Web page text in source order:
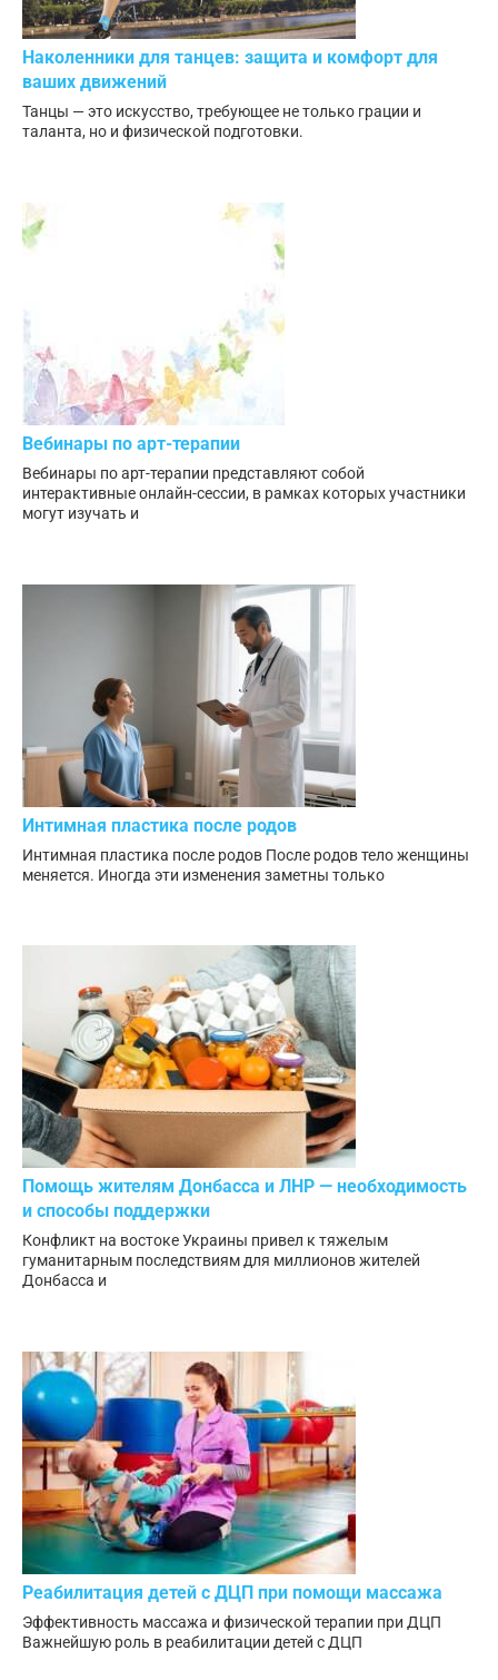
Наколенники для танцев: защита и комфорт для
ваших движений
Танцы — это искусство, требующее не только грации и
таланта, но и физической подготовки.
Вебинары по арт-терапии
Вебинары по арт-терапии представляют собой
интерактивные онлайн-сессии, в рамках которых участники
могут изучать и
Интимная пластика после родов
Интимная пластика после родов После родов тело женщины
меняется. Иногда эти изменения заметны только
Помощь жителям Донбасса и ЛНР — необходимость
и способы поддержки
Конфликт на востоке Украины привел к тяжелым
гуманитарным последствиям для миллионов жителей
Донбасса и
Реабилитация детей с ДЦП при помощи массажа
Эффективность массажа и физической терапии при ДЦП
Важнейшую роль в реабилитации детей с ДЦП